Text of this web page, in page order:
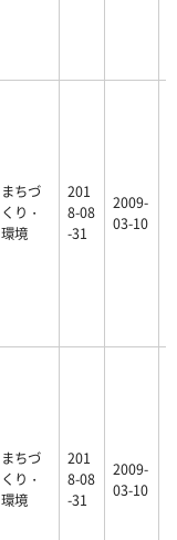
まちづ
くり・
環境
201
8-08
-31
2009-
03-10
まちづ
くり・
環境
201
8-08
-31
2009-
03-10